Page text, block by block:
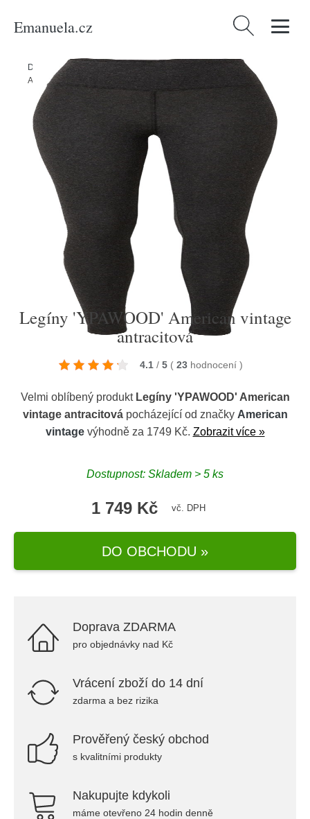
Emanuela.cz Vyhledávání
Domů Produkty / Ženy / Premium
Legíny 'YPAWOOD'
American vintage antracitová
Legíny 'YPAWOOD' American vintage
antracitová
4.1 / 5 ( 23 hodnocení )
Velmi oblíbený produkt Legíny 'YPAWOOD' American
vintage antracitovápocházející od značky American
vintagevýhodně za 1749 Kč. Zobrazit více »
Dostupnost: Skladem > 5 ks
1 749 Kč vč. DPH
DO OBCHODU »
Doprava ZDARMA
pro objednávky nad Kč
Vrácení zboží do 14 dní
zdarma a bez rizika
Prověřený český obchod
s kvalitními produkty
Nakupujte kdykoli
máme otevřeno 24 hodin denně